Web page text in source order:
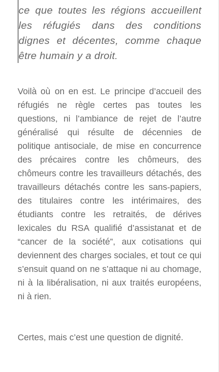
ce que toutes les régions accueillent
les réfugiés dans des conditions
dignes et décentes, comme chaque
être humain y a droit.
Voilà où on en est. Le principe d’accueil des
réfugiés ne règle certes pas toutes les
questions, ni l’ambiance de rejet de l’autre
généralisé qui résulte de décennies de
politique antisociale, de mise en concurrence
des précaires contre les chômeurs, des
chômeurs contre les travailleurs détachés, des
travailleurs détachés contre les sans-papiers,
des titulaires contre les intérimaires, des
étudiants contre les retraités, de dérives
lexicales du RSA qualifié d’assistanat et de
“cancer de la société”, aux cotisations qui
deviennent des charges sociales, et tout ce qui
s’ensuit quand on ne s’attaque ni au chomage,
ni à la libéralisation, ni aux traités européens,
ni à rien.
Certes, mais c’est une question de dignité.